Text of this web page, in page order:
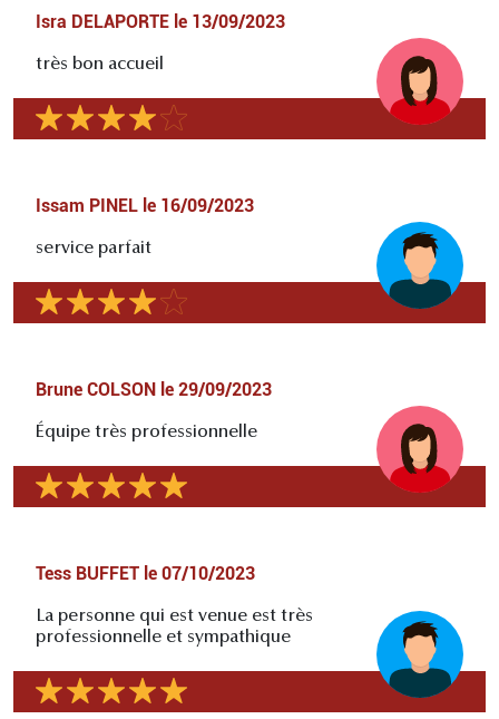
Isra DELAPORTE le 13/09/2023
très bon accueil
Issam PINEL le 16/09/2023
service parfait
Brune COLSON le 29/09/2023
Équipe très professionnelle
Tess BUFFET le 07/10/2023
La personne qui est venue est très
professionnelle et sympathique